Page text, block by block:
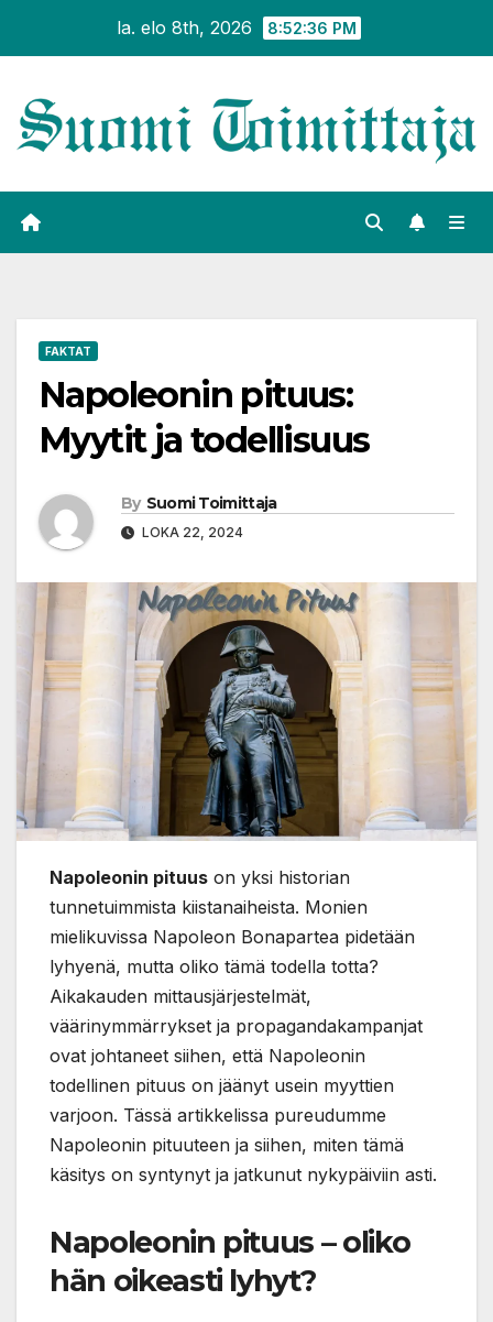
la. elo 8th, 2026 8:52:36 PM
FAKTAT
Napoleonin pituus:
Myytit ja todellisuus
By Suomi Toimittaja
LOKA 22, 2024
Napoleonin pituus on yksi historian
tunnetuimmista kiistanaiheista. Monien
mielikuvissa Napoleon Bonapartea pidetään
lyhyenä, mutta oliko tämä todella totta?
Aikakauden mittausjärjestelmät,
väärinymmärrykset ja propagandakampanjat
ovat johtaneet siihen, että Napoleonin
todellinen pituus on jäänyt usein myyttien
varjoon. Tässä artikkelissa pureudumme
Napoleonin pituuteen ja siihen, miten tämä
käsitys on syntynyt ja jatkunut nykypäiviin asti.
Napoleonin pituus – oliko
hän oikeasti lyhyt?